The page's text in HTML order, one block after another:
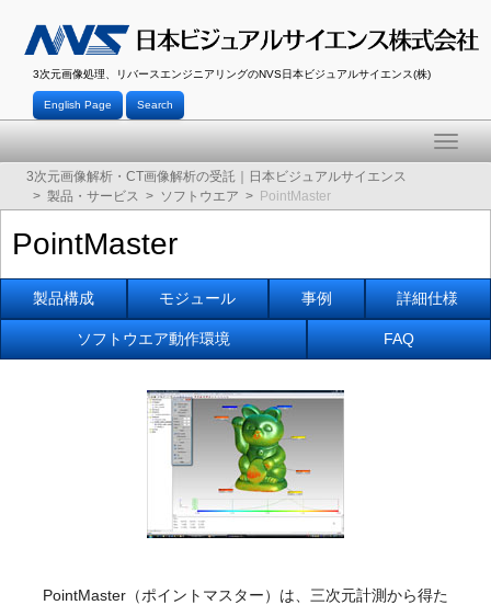
3次元画像処理、リバースエンジニアリングのNVS日本ビジュアルサイエンス(株)
English Page Search
Toggle
3次元画像解析・CT画像解析の受託｜日本ビジュアルサイエンス
製品・サービス
ソフトウエア PointMaster
PointMaster
製品構成 モジュール 事例 詳細仕様
ソフトウエア動作環境 FAQ
PointMaster（ポイントマスター）は、三次元計測から得た